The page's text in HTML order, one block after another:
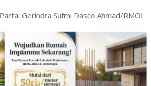
Gerindra Sufmi Dasco Ahmad/RMOL